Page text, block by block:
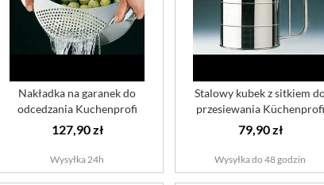
Nakładka na garanek do
odcedzania Kuchenprofi
127,90 zł
Wysyłka 24h
Stalowy kubek z sitkiem
przesiewania Küchenprofi
79,90 zł
Wysyłka do 48 godzin